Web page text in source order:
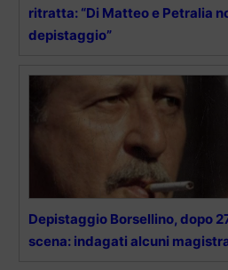
ritratta: “Di Matteo e Petralia
depistaggio”
Depistaggio Borsellino, dopo
scena: indagati alcuni